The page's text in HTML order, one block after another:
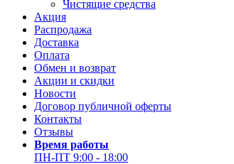
Чистящие средства
Акция
Распродажа
Доставка
Оплата
Обмен и возврат
Акции и скидки
Новости
Договор публичной оферты
Контакты
Отзывы
Время работы
ПН-ПТ 9:00 - 18:00